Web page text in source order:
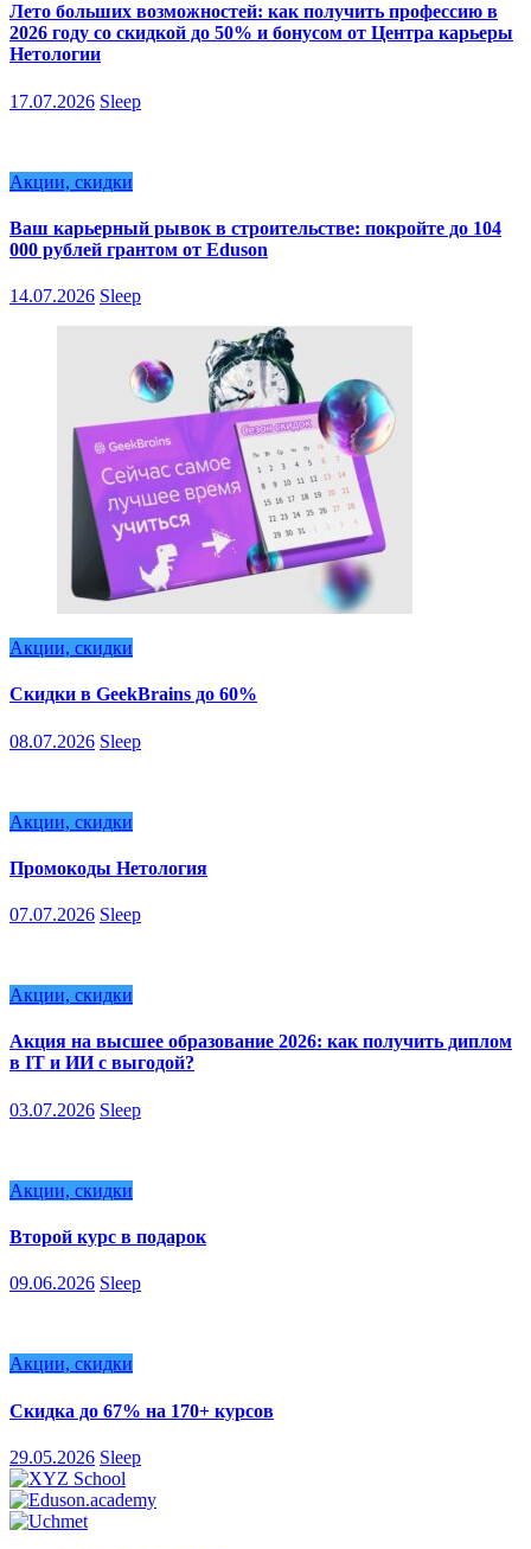
Лето больших возможностей: как получить профессию в
2026 году со скидкой до 50% и бонусом от Центра карьеры
Нетологии
17.07.2026 Sleep
Акции, скидки
Ваш карьерный рывок в строительстве: покройте до 104
000 рублей грантом от Eduson
14.07.2026 Sleep
Акции, скидки
Скидки в GeekBrains до 60%
08.07.2026 Sleep
Акции, скидки
Промокоды Нетология
07.07.2026 Sleep
Акции, скидки
Акция на высшее образование 2026: как получить диплом
в IT и ИИ с выгодой?
03.07.2026 Sleep
Акции, скидки
Второй курс в подарок
09.06.2026 Sleep
Акции, скидки
Скидка до 67% на 170+ курсов
29.05.2026 Sleep